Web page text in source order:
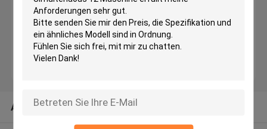
Maschine Bluetooths ECG
Mobile ECG-Maschine
ANDERE KATEGORIEN AUS UNS